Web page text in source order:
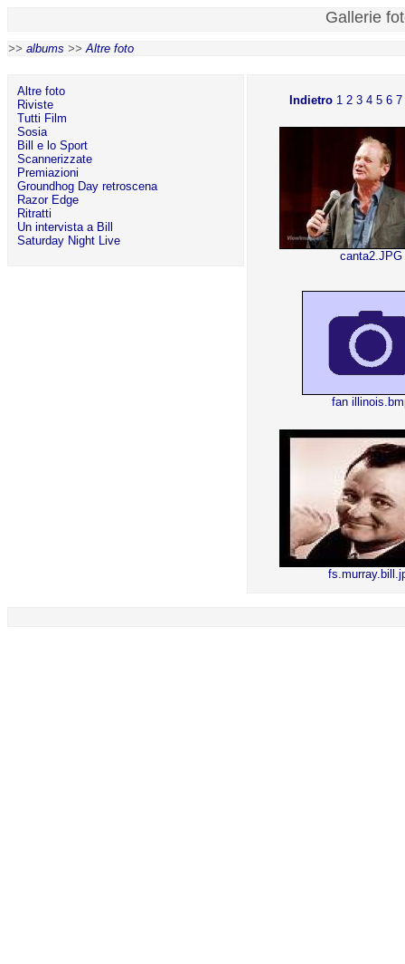
Gallerie
>> albums >>Altre foto
Altre foto
Riviste
Tutti Film
Sosia
Bill e lo Sport
Scannerizzate
Premiazioni
Groundhog Day retroscena
Razor Edge
Ritratti
Un intervista a Bill
Saturday Night Live
Indietro 1 2 3 4 5 6 7
canta2.JPG
fan